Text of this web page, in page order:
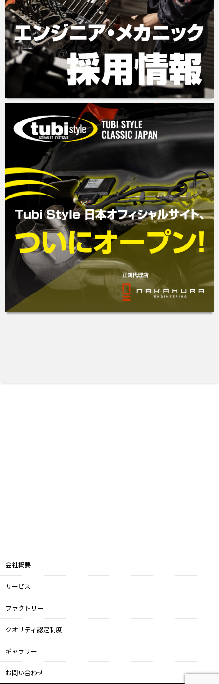
会社概要
サービス
ファクトリー
クオリティ認定制度
ギャラリー
お問い合わせ